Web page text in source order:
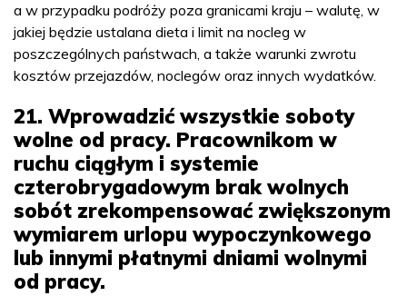
a w przypadku podróży poza granicami kraju – walutę, w
jakiej będzie ustalana dieta i limit na nocleg w
poszczególnych państwach, a także warunki zwrotu
kosztów przejazdów, noclegów oraz innych wydatków.
21. Wprowadzić wszystkie soboty
wolne od pracy. Pracownikom w
ruchu ciągłym i systemie
czterobrygadowym brak wolnych
sobót zrekompensować zwiększonym
wymiarem urlopu wypoczynkowego
lub innymi płatnymi dniami wolnymi
od pracy.